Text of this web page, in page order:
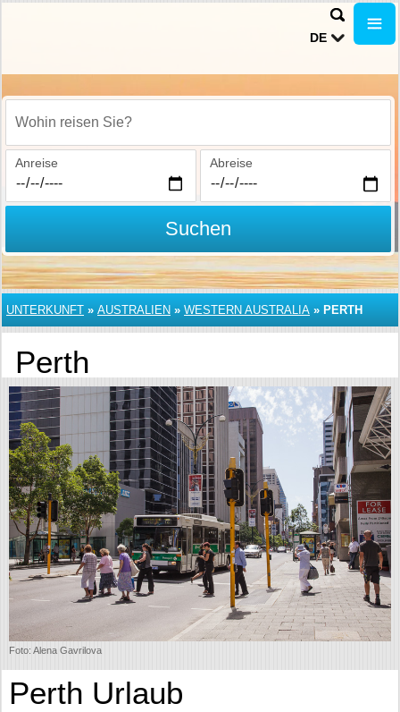
DE
Wohin reisen Sie?
Anreise Abreise
Suchen
UNTERKUNFT » AUSTRALIEN » WESTERN AUSTRALIA » PERTH
Perth
Foto: Alena Gavrilova
Perth Urlaub